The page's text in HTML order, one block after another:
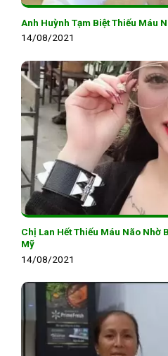
Anh Huỳnh Tạm Biệt Thiếu Máu
14/08/2021
Chị Lan Hết Thiếu Máu Não Nhờ
Mỹ
14/08/2021